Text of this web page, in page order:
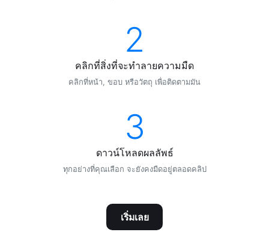
2
คลิกที่สิ่งที่จะทำลายความมืด
คลิกที่หน้า, ขอบ หรือวัตถุ เพื่อติดตามมัน
3
ดาวน์โหลดผลลัพธ์
ทุกอย่างที่คุณเลือก จะยังคงมืดอยู่ตลอดคลิป
เริ่มเลย